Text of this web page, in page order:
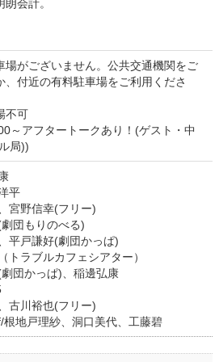
会計。
がございません。公共交通機関をご
、付近の有料駐車場をご利用くださ
不可
～アフタートークあり！(ゲスト・中
局))
平
宮野信幸(フリー)
団もりのべる)
平戸謙好(劇団かっぱ)
トラブルカフェシアター）
団かっぱ)、稲邊弘康
古川裕也(フリー)
地戸理紗、洞口美代、工藤碧